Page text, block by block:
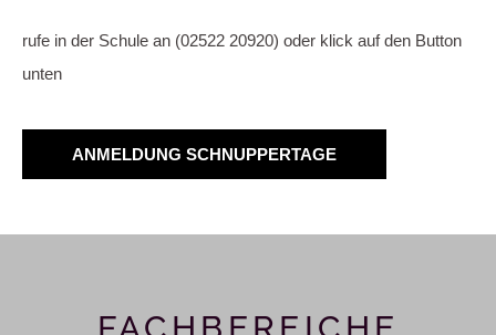
rufe in der Schule an (02522 20920) oder klick auf den Button
unten
ANMELDUNG SCHNUPPERTAGE